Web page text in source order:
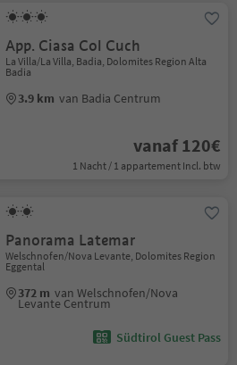
App. Ciasa Col Cuch
La Villa/La Villa, Badia, Dolomites Region Alta
Badia
3.9 km van Badia Centrum
vanaf 120€
1 Nacht / 1 appartement Incl. btw
Panorama Latemar
Welschnofen/Nova Levante, Dolomites Region
Eggental
372 m van Welschnofen/Nova
Levante Centrum
Südtirol Guest Pass